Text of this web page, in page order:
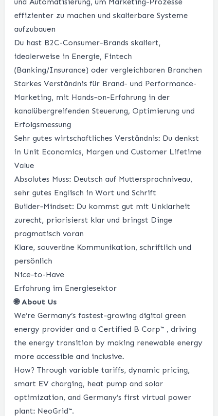
effizienter zu machen und skalierbare Systeme
aufzubauen
Du hast B2C-Consumer-Brands skaliert,
idealerweise in Energie, Fintech
(Banking/Insurance) oder vergleichbaren Branchen
Starkes Verständnis für Brand- und Performance-
Marketing, mit Hands-on-Erfahrung in der
kanalübergreifenden Steuerung, Optimierung und
Erfolgsmessung
Sehr gutes wirtschaftliches Verständnis: Du denkst
in Unit Economics, Margen und Customer Lifetime
Value
Absolutes Muss: Deutsch auf Muttersprachniveau,
sehr gutes Englisch in Wort und Schrift
Builder-Mindset: Du kommst gut mit Unklarheit
zurecht, priorisierst klar und bringst Dinge
pragmatisch voran
Klare, souveräne Kommunikation, schriftlich und
persönlich
Nice-to-Have
Erfahrung im Energiesektor
🌐 About Us
We’re Germany’s fastest-growing digital green
energy provider and a Certified B Corp™ , driving
the energy transition by making renewable energy
more accessible and inclusive.
How? Through variable tariffs, dynamic pricing,
smart EV charging, heat pump and solar
optimization, and Germany’s first virtual power
plant: NeoGrid™.